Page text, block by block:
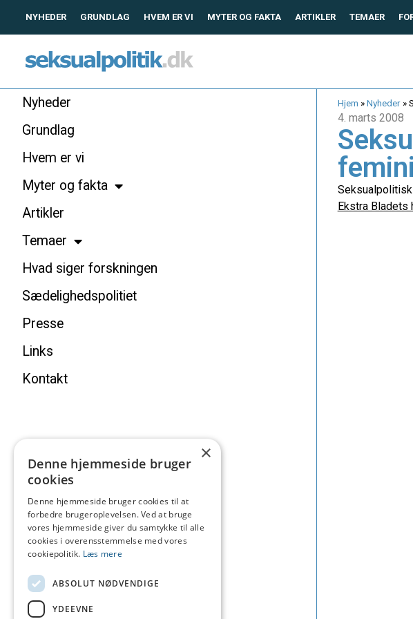
NYHEDER GRUNDLAG HVEM ER VI MYTER OG FAKTA ARTIKLER TEMAER
Nyheder
Grundlag
Hvem er vi
Myter og fakta
Artikler
Temaer
Hvad siger forskningen
Sædelighedspolitiet
Presse
Links
Kontakt
Hjem »Nyheder»
4. marts 2008
Ekstra Bladets
×
Denne hjemmeside bruger
cookies
Denne hjemmeside bruger cookies til at
forbedre brugeroplevelsen. Ved at bruge
vores hjemmeside giver du samtykke til alle
cookies i overensstemmelse med vores
cookiepolitik. Læs mere
ABSOLUT NØDVENDIGE
YDEEVNE